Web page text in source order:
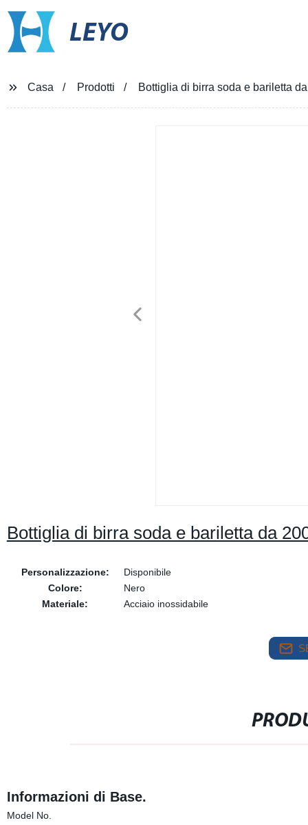
LEYO
Casa Prodotti Bottiglia di birra soda e bariletta
Bottiglia di birra soda e bariletta da
Personalizzazione:
Disponibile
Colore:
Nero
Materiale:
Acciaio inossidabile
Informazioni di Base.
Model No.